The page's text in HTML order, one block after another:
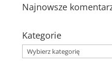
Najnowsze
Kategorie
Kategorie